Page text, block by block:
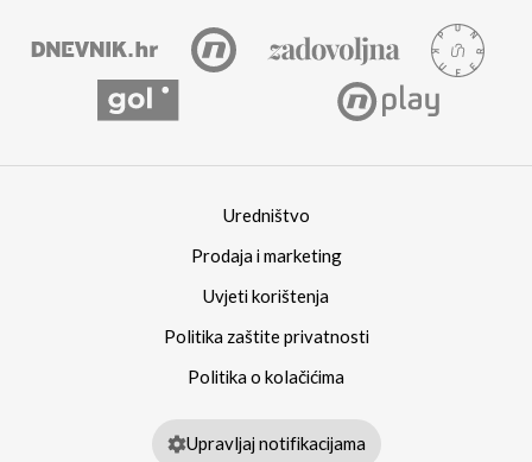
Uredništvo
Prodaja i marketing
Uvjeti korištenja
Politika zaštite privatnosti
Politika o kolačićima
Upravljaj notifikacijama